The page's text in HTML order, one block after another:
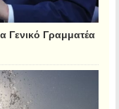
Γενικό Γραμματέα